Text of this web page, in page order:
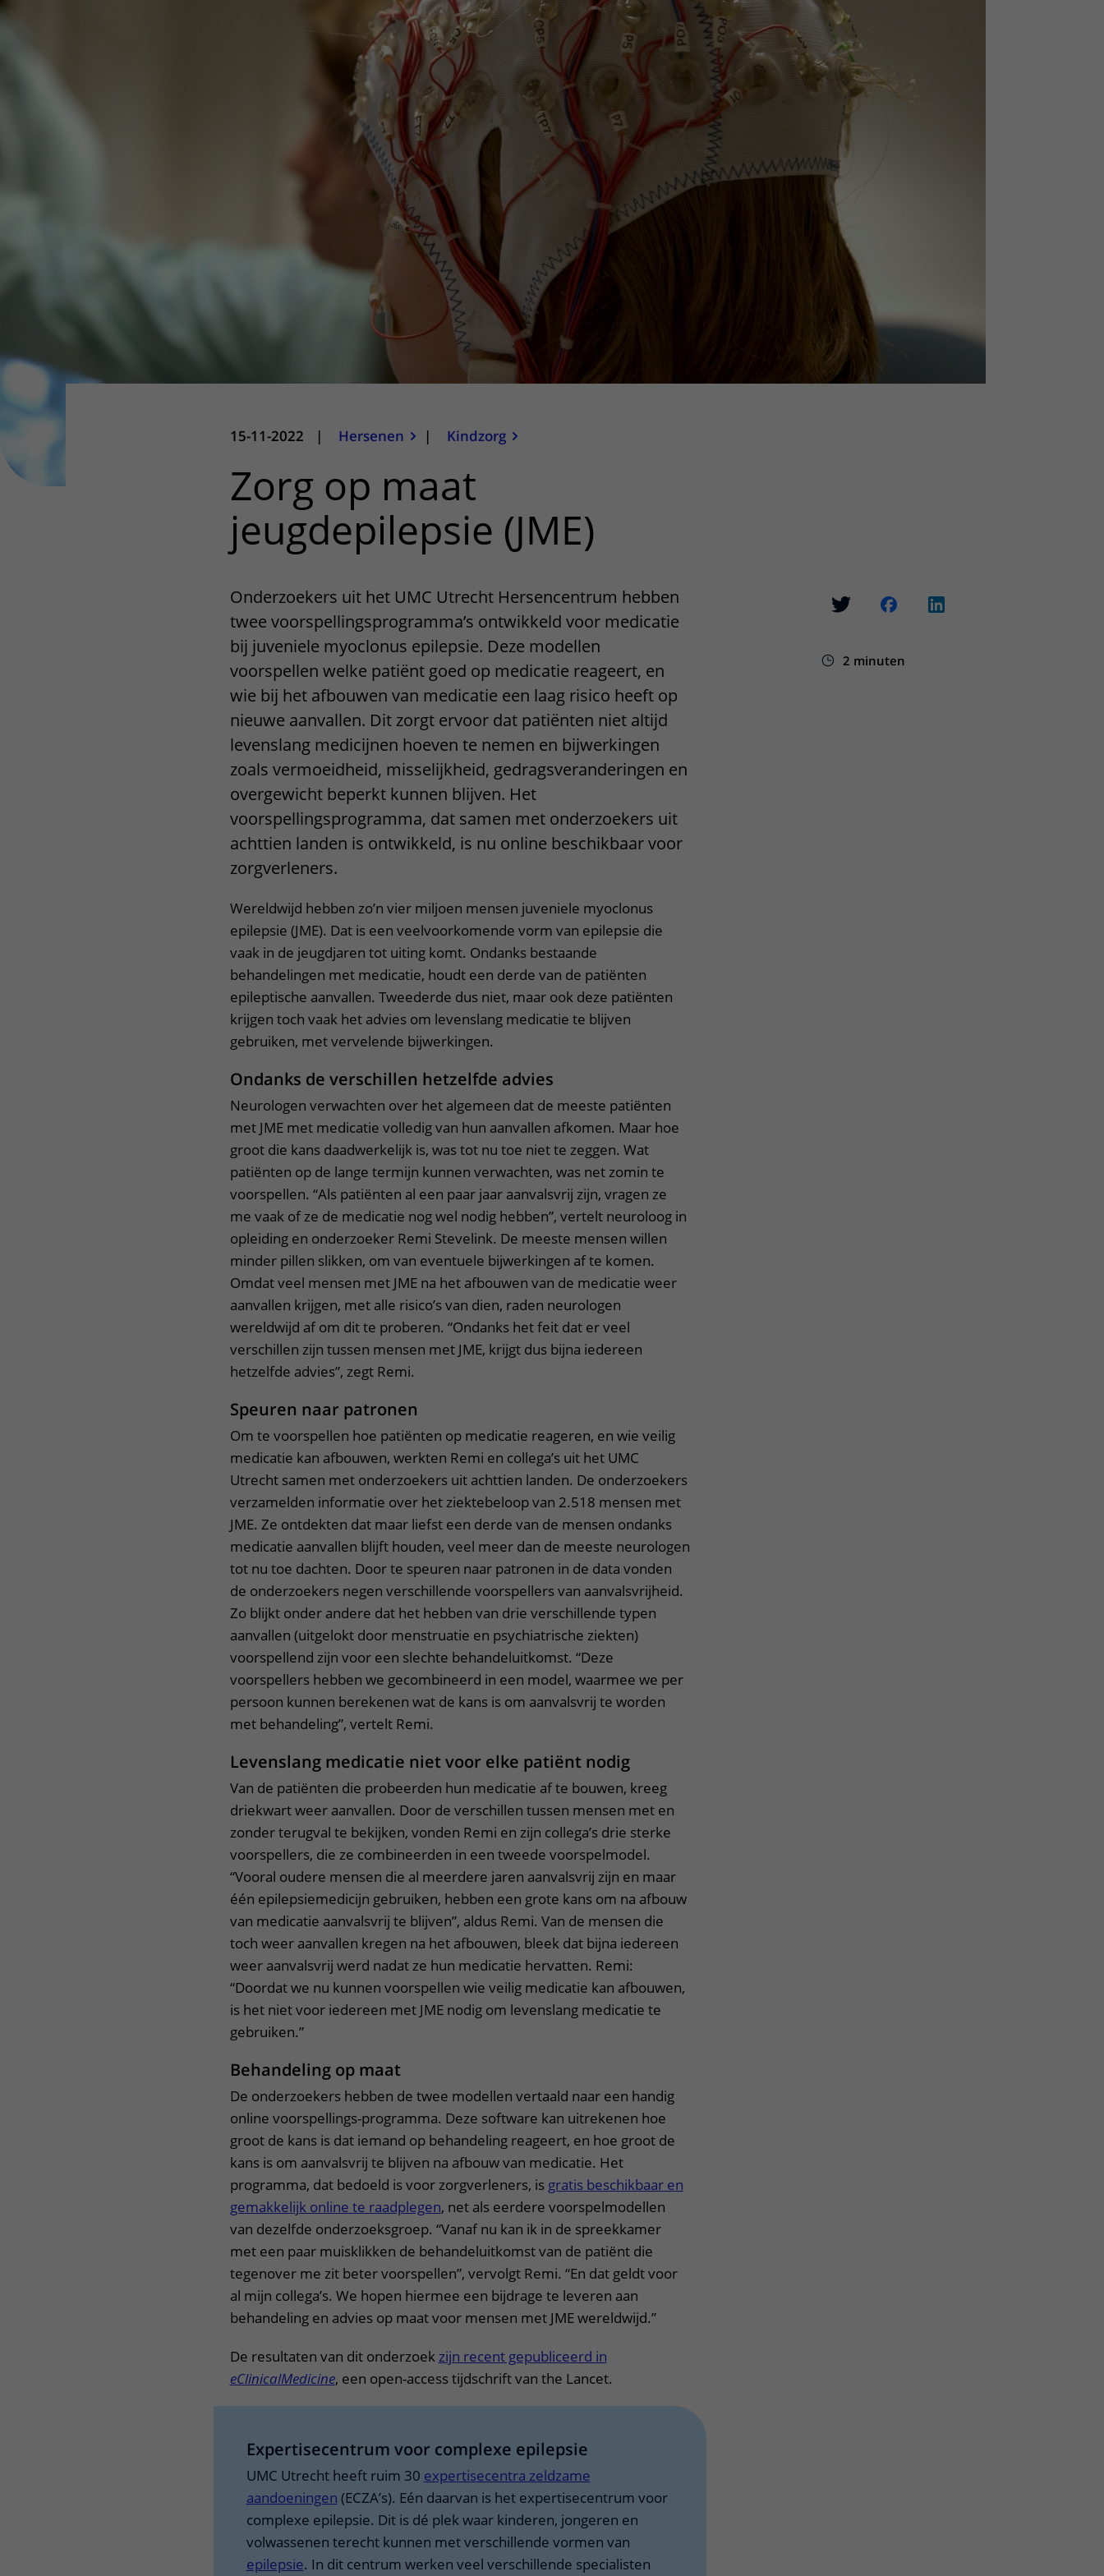
Wijzigen patiëntgegevens
Contact met verpleegafdeling
Het Wilhelmina
Kinderziekenhuis
15-11-2022 | Hersenen | Kindzorg
Zorg op maat
jeugdepilepsie (JME)
2 minuten
Onderzoekers uit het UMC Utrecht Hersencentrum hebben
twee voorspellingsprogramma’s ontwikkeld voor medicatie
bij juveniele myoclonus epilepsie. Deze modellen
voorspellen welke patiënt goed op medicatie reageert, en
wie bij het afbouwen van medicatie een laag risico heeft op
nieuwe aanvallen. Dit zorgt ervoor dat patiënten niet altijd
levenslang medicijnen hoeven te nemen en bijwerkingen
zoals vermoeidheid, misselijkheid, gedragsveranderingen en
overgewicht beperkt kunnen blijven. Het
voorspellingsprogramma, dat samen met onderzoekers uit
achttien landen is ontwikkeld, is nu online beschikbaar voor
zorgverleners.
Wereldwijd hebben zo’n vier miljoen mensen juveniele myoclonus
epilepsie (JME). Dat is een veelvoorkomende vorm van epilepsie die
vaak in de jeugdjaren tot uiting komt. Ondanks bestaande
behandelingen met medicatie, houdt een derde van de patiënten
epileptische aanvallen. Tweederde dus niet, maar ook deze patiënten
krijgen toch vaak het advies om levenslang medicatie te blijven
gebruiken, met vervelende bijwerkingen.
Ondanks de verschillen hetzelfde advies
Neurologen verwachten over het algemeen dat de meeste patiënten
met JME met medicatie volledig van hun aanvallen afkomen. Maar hoe
groot die kans daadwerkelijk is, was tot nu toe niet te zeggen. Wat
patiënten op de lange termijn kunnen verwachten, was net zomin te
voorspellen. “Als patiënten al een paar jaar aanvalsvrij zijn, vragen ze
me vaak of ze de medicatie nog wel nodig hebben”, vertelt neuroloog in
opleiding en onderzoeker Remi Stevelink. De meeste mensen willen
minder pillen slikken, om van eventuele bijwerkingen af te komen.
Omdat veel mensen met JME na het afbouwen van de medicatie weer
aanvallen krijgen, met alle risico’s van dien, raden neurologen
wereldwijd af om dit te proberen. “Ondanks het feit dat er veel
verschillen zijn tussen mensen met JME, krijgt dus bijna iedereen
hetzelfde advies”, zegt Remi.
Speuren naar patronen
Om te voorspellen hoe patiënten op medicatie reageren, en wie veilig
medicatie kan afbouwen, werkten Remi en collega’s uit het UMC
Utrecht samen met onderzoekers uit achttien landen. De onderzoekers
verzamelden informatie over het ziektebeloop van 2.518 mensen met
JME. Ze ontdekten dat maar liefst een derde van de mensen ondanks
medicatie aanvallen blijft houden, veel meer dan de meeste neurologen
tot nu toe dachten. Door te speuren naar patronen in de data vonden
de onderzoekers negen verschillende voorspellers van aanvalsvrijheid.
Zo blijkt onder andere dat het hebben van drie verschillende typen
aanvallen (uitgelokt door menstruatie en psychiatrische ziekten)
voorspellend zijn voor een slechte behandeluitkomst. “Deze
voorspellers hebben we gecombineerd in een model, waarmee we per
persoon kunnen berekenen wat de kans is om aanvalsvrij te worden
met behandeling”, vertelt Remi.
Levenslang medicatie niet voor elke patiënt nodig
Van de patiënten die probeerden hun medicatie af te bouwen, kreeg
driekwart weer aanvallen. Door de verschillen tussen mensen met en
zonder terugval te bekijken, vonden Remi en zijn collega’s drie sterke
voorspellers, die ze combineerden in een tweede voorspelmodel.
“Vooral oudere mensen die al meerdere jaren aanvalsvrij zijn en maar
één epilepsiemedicijn gebruiken, hebben een grote kans om na afbouw
van medicatie aanvalsvrij te blijven”, aldus Remi. Van de mensen die
toch weer aanvallen kregen na het afbouwen, bleek dat bijna iedereen
weer aanvalsvrij werd nadat ze hun medicatie hervatten. Remi:
“Doordat we nu kunnen voorspellen wie veilig medicatie kan afbouwen,
is het niet voor iedereen met JME nodig om levenslang medicatie te
gebruiken.”
Behandeling op maat
De onderzoekers hebben de twee modellen vertaald naar een handig
online voorspellings-programma. Deze software kan uitrekenen hoe
groot de kans is dat iemand op behandeling reageert, en hoe groot de
kans is om aanvalsvrij te blijven na afbouw van medicatie. Het
programma, dat bedoeld is voor zorgverleners, is gratis beschikbaar en
gemakkelijk online te raadplegen, net als eerdere voorspelmodellen
van dezelfde onderzoeksgroep. “Vanaf nu kan ik in de spreekkamer
met een paar muisklikken de behandeluitkomst van de patiënt die
tegenover me zit beter voorspellen”, vervolgt Remi. “En dat geldt voor
al mijn collega’s. We hopen hiermee een bijdrage te leveren aan
behandeling en advies op maat voor mensen met JME wereldwijd.”
De resultaten van dit onderzoekzijn recent gepubliceerd in
eClinicalMedicine, een open-access tijdschrift van the Lancet.
Expertisecentrum voor complexe epilepsie
UMC Utrecht heeft ruim 30 expertisecentra zeldzame
aandoeningen (ECZA’s). Eén daarvan is het expertisecentrum voor
complexe epilepsie. Dit is dé plek waar kinderen, jongeren en
volwassenen terecht kunnen met verschillende vormen van
epilepsie. In dit centrum werken veel verschillende specialisten